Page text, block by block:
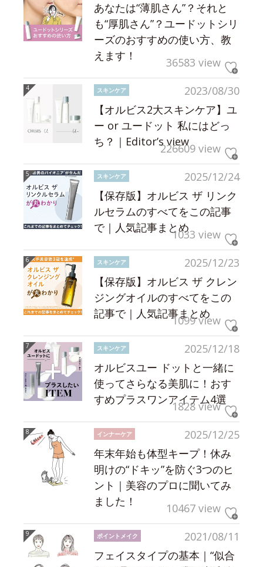
あなたは“薄肌さん”？それと
も“厚肌さん”？ユードットシリ
ーズのおすすめの使い方、教
えます！
36583 view
2023/08/30
スキンケア
【オルビス2大スキンケア】ユ
ー or ユードット 私にはどっ
ち？｜Editor’s view226609 view
2025/12/24
スキンケア
【保存版】オルビス ザ リンク
ルセラムのすべてをこの記事
で｜人気記事まとめ1033 view
2025/12/23
スキンケア
【保存版】オルビス ザ クレン
ジングオイルのすべてをこの
記事で｜人気記事まとめ
1099 view
2025/12/18
スキンケア
オルビスユー ドットと一緒に
使ってさらなる美肌に！おす
すめプラスワンアイテム4選
1828 view
2025/12/25
インナーケア
年末年始も体型キープ！休み
明けの“ドキッ”を防ぐ3つのヒ
ント｜美容のプロに聞いてみ
ました！
10467 view
2021/08/11
ポイントメイク
フェイスタイプの基本｜“似合